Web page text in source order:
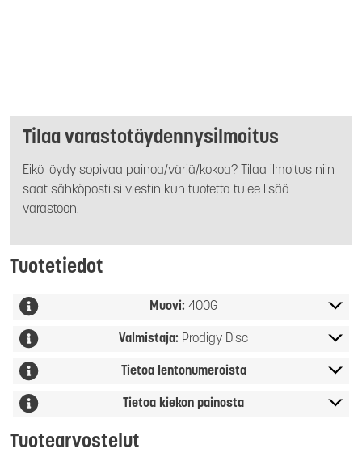
Tilaa varastotäydennysilmoitus
Eikö löydy sopivaa painoa/väriä/kokoa? Tilaa ilmoitus niin
saat sähköpostiisi viestin kun tuotetta tulee lisää
varastoon.
Tuotetiedot
Muovi: 400G
Valmistaja: Prodigy Disc
Tietoa lentonumeroista
Tietoa kiekon painosta
Tuotearvostelut